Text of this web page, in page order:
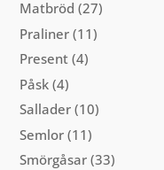
Matbröd (27)
Praliner (11)
Present (4)
Påsk (4)
Sallader (10)
Semlor (11)
Smörgåsar (33)